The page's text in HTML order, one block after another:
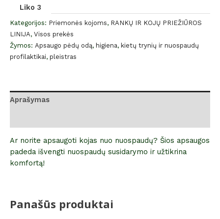
Liko 3
Kategorijos: Priemonės kojoms, RANKŲ IR KOJŲ PRIEŽIŪROS
LINIJA, Visos prekės
Žymos: Apsaugo pėdų odą, higiena, kietų trynių ir nuospaudų
profilaktikai, pleistras
Aprašymas
Ar norite apsaugoti kojas nuo nuospaudų? Šios apsaugos
padeda išvengti nuospaudų susidarymo ir užtikrina
komfortą!
Panašūs produktai